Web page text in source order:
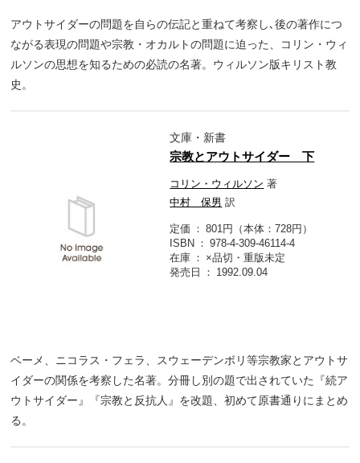
アウトサイダーの問題を自らの伝記と重ねて考察し､後の著作につ
ながる表現の問題や宗教・オカルトの問題に迫った、コリン・ウィ
ルソンの思想を知るための必読の名著。ウィルソン版キリスト教
史。
文庫・新書
宗教とアウトサイダー 下
コリン・ウィルソン 著
中村 保男 訳
定価
801円（本体：728円）
ISBN
978-4-309-46114-4
在庫
×品切・重版未定
発売日
1992.09.04
ベーメ、ニコラス・フェラ、スウェーデンボリ等宗教家とアウトサ
イダーの関係を考察した名著。分冊し別の題で出されていた『続ア
ウトサイダー』『宗教と反抗人』を改題、初めて原書通りにまとめ
る。